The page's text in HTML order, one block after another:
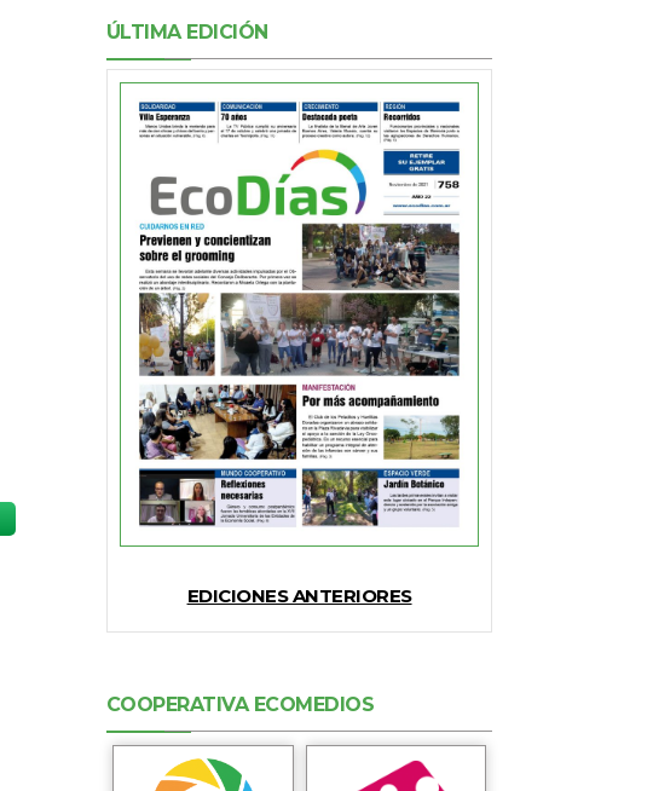
ÚLTIMA EDICIÓN
EDICIONES ANTERIORES
COOPERATIVA ECOMEDIOS